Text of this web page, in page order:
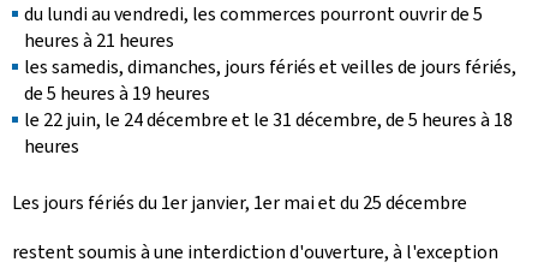
du lundi au vendredi, les commerces pourront ouvrir de 5
heures à 21 heures
les samedis, dimanches, jours fériés et veilles de jours fériés,
de 5 heures à 19 heures
le 22 juin, le 24 décembre et le 31 décembre, de 5 heures à 18
heures
Les jours fériés du 1er janvier, 1er mai et du 25 décembre
restent soumis à une interdiction d'ouverture, à l'exception